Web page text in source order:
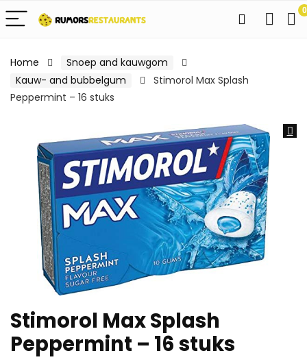
0
Home
Snoep and kauwgom
Kauw- and bubbelgum
Stimorol Max Splash
Peppermint – 16 stuks
Stimorol Max Splash
Peppermint – 16 stuks